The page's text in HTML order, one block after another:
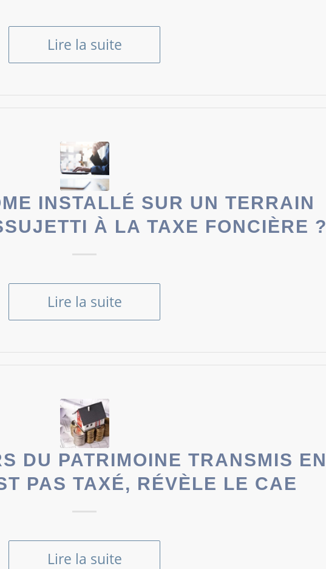
Lire la suite
INSTALLÉ SUR UN TERRAIN
À LA TAXE FONCIÈRE ?
Lire la suite
DU PATRIMOINE TRANSMIS EN
PAS TAXÉ, RÉVÈLE LE CAE
Lire la suite